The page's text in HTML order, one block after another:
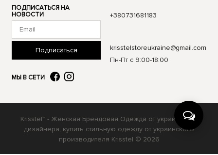
ПОДПИСАТЬСЯ НА
НОВОСТИ
Подписаться
МЫ В СЕТИ
+380731681183
krisstelstoreukraine@gmail.com
Пн-Пт с 9:00-18:00
Krisstel™ - Женская Брендовая Одежда от украинского
дизайнера, купить стильную одежду от украинского
производителя Krisstel © 2026